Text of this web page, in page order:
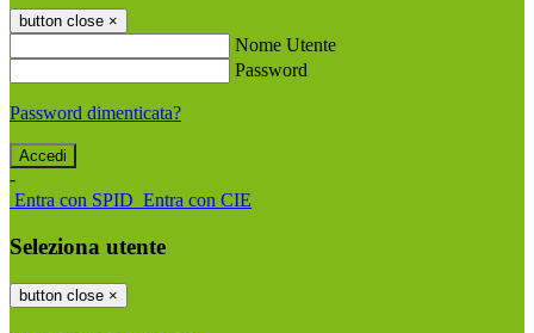
button close ×
Nome Utente
Password
Password dimenticata?
-
Entra con SPID Entra con CIE
Seleziona utente
button close ×